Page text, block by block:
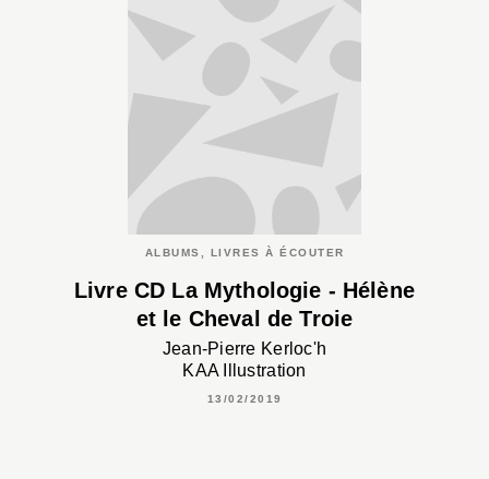
ALBUMS, LIVRES À ÉCOUTER
Livre CD La Mythologie - Hélène
et le Cheval de Troie
Jean-Pierre Kerloc'h
KAA Illustration
13/02/2019